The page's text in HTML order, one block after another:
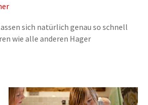
sich natürlich genau so schnell
wie alle anderen Hager